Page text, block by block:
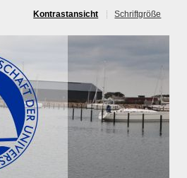
Kontrastansicht Schriftgröße